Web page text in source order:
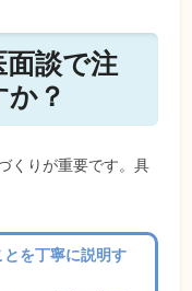
面談で注
？
くりが重要です。具
とを丁寧に説明す